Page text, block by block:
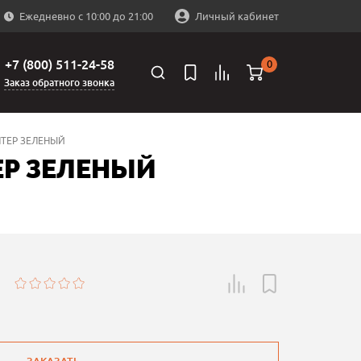
Ежедневно с 10:00 до 21:00 Личный кабинет
+7 (800) 511-24-58
Заказ обратного звонка
0
ЗЕЛЕНЫЙ
ЗЕЛЕНЫЙ